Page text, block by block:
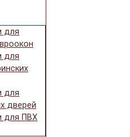
для
для
для
дверей
для ПВХ